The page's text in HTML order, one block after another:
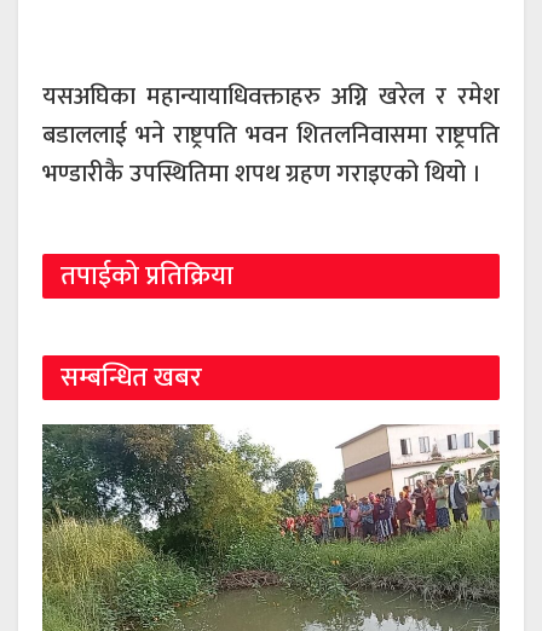
यसअघिका महान्यायाधिवक्ताहरु अग्नि खरेल र रमेश
बडाललाई भने राष्ट्रपति भवन शितलनिवासमा राष्ट्रपति
भण्डारीकै उपस्थितिमा शपथ ग्रहण गराइएको थियो ।
तपाईको प्रतिक्रिया
सम्बन्धित खबर